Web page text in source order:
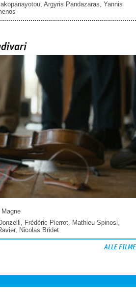
, Argyris Pandazaras, Yannis
, Frédéric Pierrot, Mathieu Spinosi,
, Nicolas Bridet
ALLE FILME